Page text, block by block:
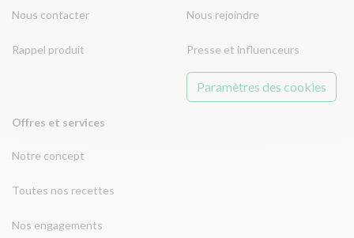
Nous contacter
Rappel produit
Offres et services
Notre concept
Toutes nos recettes
Nos engagements
Nous rejoindre
Presse et influenceurs
Paramètres des cookies